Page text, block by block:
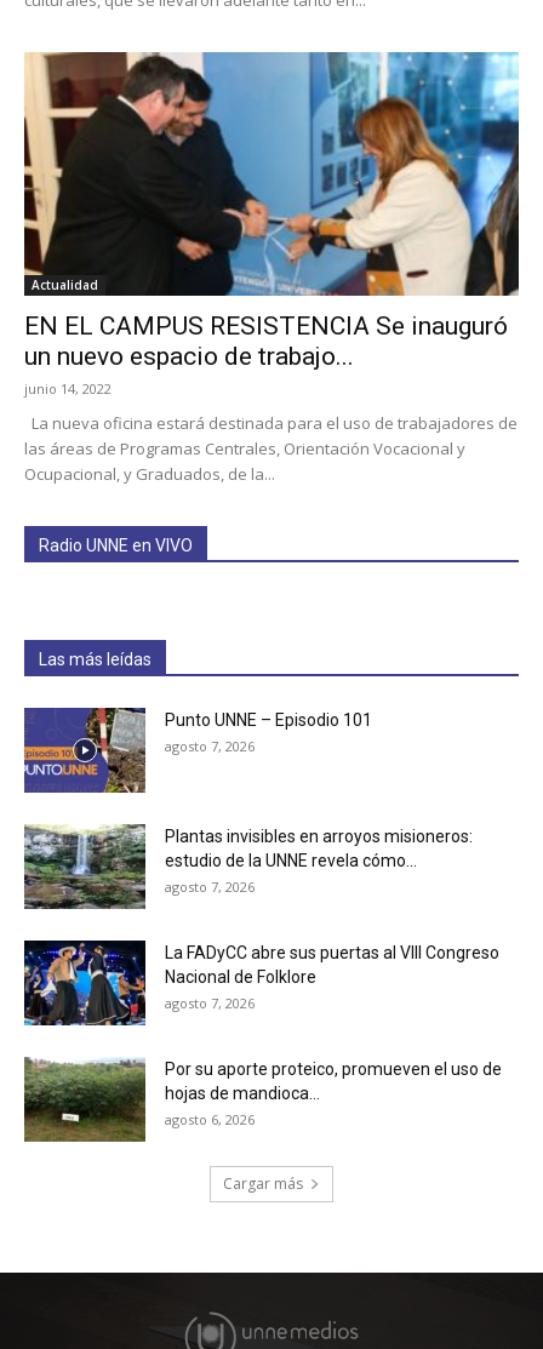
Actualidad
EN EL CAMPUS RESISTENCIA Se inauguró
un nuevo espacio de trabajo...
junio 14, 2022
La nueva oficina estará destinada para el uso de trabajadores de
las áreas de Programas Centrales, Orientación Vocacional y
Ocupacional, y Graduados, de la...
Radio UNNE en VIVO
Las más leídas
Punto UNNE – Episodio 101
agosto 7, 2026
Plantas invisibles en arroyos misioneros:
estudio de la UNNE revela cómo...
agosto 7, 2026
La FADyCC abre sus puertas al VIII Congreso
Nacional de Folklore
agosto 7, 2026
Por su aporte proteico, promueven el uso de
hojas de mandioca...
agosto 6, 2026
Cargar más